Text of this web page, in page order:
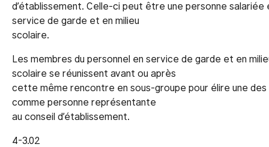
d’établissement. Celle-ci peut être une personne salariée
service de garde et en milieu
scolaire.
Les membres du personnel en service de garde et en
scolaire se réunissent avant ou après
cette même rencontre en sous-groupe pour élire une des
comme personne représentante
au conseil d’établissement.
4-3.02